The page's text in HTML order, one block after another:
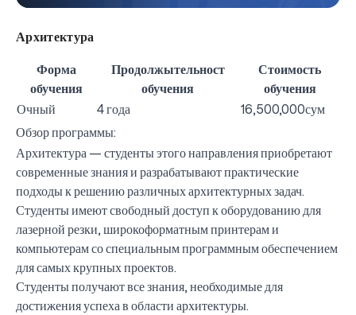
Архитектура
Форма
обучения
Продолжытельност
обучения
Стоимость
обучения
Очный
4 года
16,500,000сум
Обзор программы:
Архитектура — студенты этого направления приобретают
современные знания и разрабатывают практические
подходы к решению различных архитектурных задач.
Студенты имеют свободный доступ к оборудованию для
лазерной резки, широкоформатным принтерам и
компьютерам со специальным программным обеспечением
для самых крупных проектов.
Студенты получают все знания, необходимые для
достижения успеха в области архитектуры.